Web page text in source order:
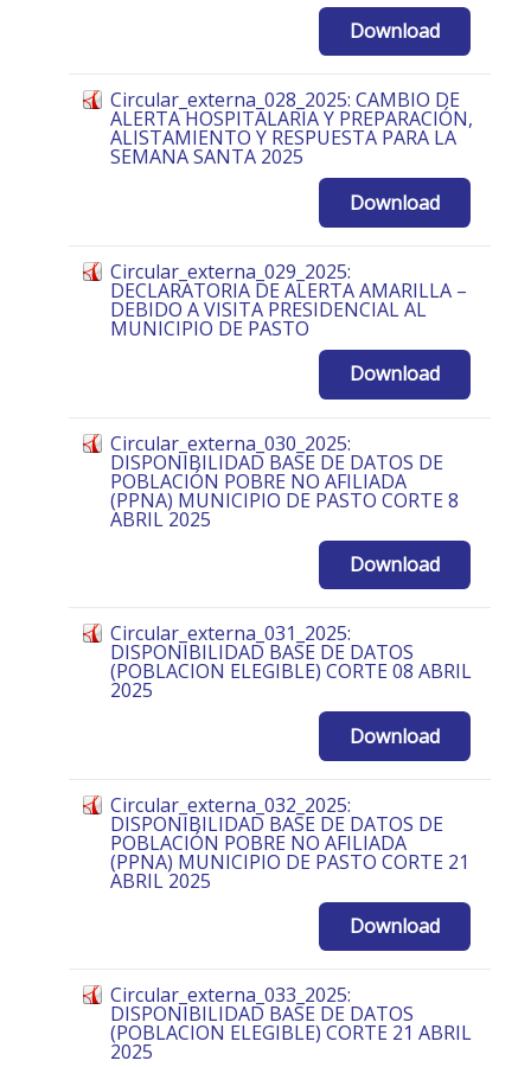
Download
Circular_externa_028_2025: CAMBIO DE
ALERTA HOSPITALARIA Y PREPARACIÓN,
ALISTAMIENTO Y RESPUESTA PARA LA
SEMANA SANTA 2025
Download
Circular_externa_029_2025:
DECLARATORIA DE ALERTA AMARILLA –
DEBIDO A VISITA PRESIDENCIAL AL
MUNICIPIO DE PASTO
Download
Circular_externa_030_2025:
DISPONIBILIDAD BASE DE DATOS DE
POBLACIÓN POBRE NO AFILIADA
(PPNA) MUNICIPIO DE PASTO CORTE 8
ABRIL 2025
Download
Circular_externa_031_2025:
DISPONIBILIDAD BASE DE DATOS
(POBLACION ELEGIBLE) CORTE 08 ABRIL
2025
Download
Circular_externa_032_2025:
DISPONIBILIDAD BASE DE DATOS DE
POBLACIÓN POBRE NO AFILIADA
(PPNA) MUNICIPIO DE PASTO CORTE 21
ABRIL 2025
Download
Circular_externa_033_2025:
DISPONIBILIDAD BASE DE DATOS
(POBLACION ELEGIBLE) CORTE 21 ABRIL
2025